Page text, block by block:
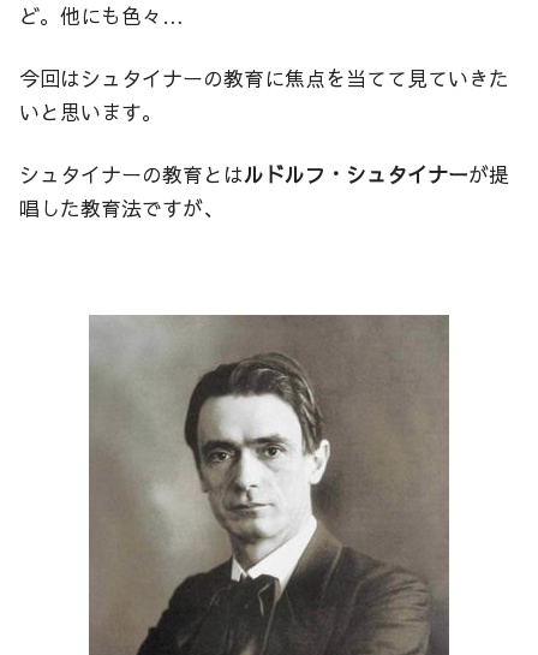
ど。他にも色々…
今回はシュタイナーの教育に焦点を当てて見ていきた
いと思います。
シュタイナーの教育とはルドルフ・シュタイナーが提
唱した教育法ですが、